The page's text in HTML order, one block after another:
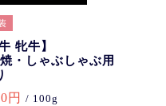
牝牛】
・しゃぶしゃぶ用
円 / 100g